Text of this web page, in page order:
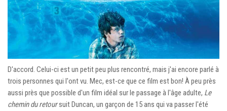
D'accord. Celui-ci est un petit peu plus rencontré, mais j'ai encore parlé à
trois personnes qui l'ont vu. Mec, est-ce que ce film est bon! À peu près
aussi près que possible d'un film idéal sur le passage à l'âge adulte, Le
chemin du retoursuit Duncan, un garçon de 15 ans qui va passer l'été